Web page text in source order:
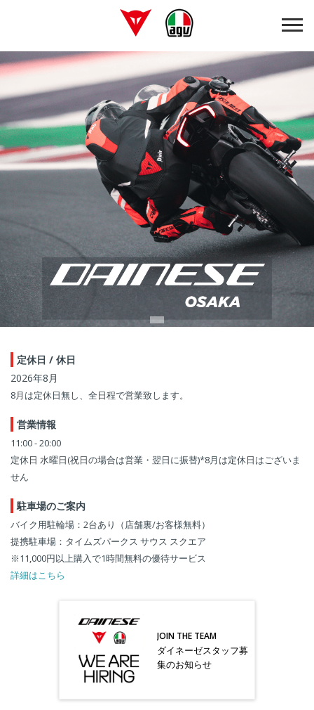
定休日 / 休日
2026年8月
8月は定休日無し、全日程で営業致します。
営業情報
11:00 - 20:00
定休日 水曜日(祝日の場合は営業・翌日に振替)*8月は定休日はございま
せん
駐車場のご案内
バイク用駐輪場：2台あり（店舗裏/お客様無料）
提携駐車場：タイムズパークス サウス スクエア
※11,000円以上購入で1時間無料の優待サービス
詳細はこちら
JOIN THE TEAM
ダイネーゼスタッフ募
集のお知らせ